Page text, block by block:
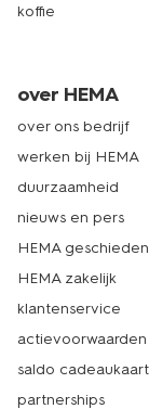
koffie
over HEMA
over ons bedrijf
werken bij HEMA
duurzaamheid
nieuws en pers
HEMA
HEMA zakelijk
klantenservice
actievoorwaarden
saldo
partnerships